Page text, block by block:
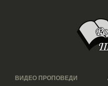
ВИДЕО ПРОПОВЕДИ